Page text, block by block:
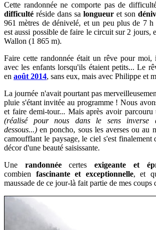
Cette randonnée ne comporte pas de
difficulté réside dans sa longueur et son
961 mètres de dénivelé, et un peu plus de 7
est aussi possible de faire le circuit sur 2 jours,
Wallon (1 865 m).
Faire cette randonnée était un rêve pour moi,
avec les enfants lorsqu'ils étaient petits... Le
en août 2014, sans eux, mais avec Philippe et
La journée n'avait pourtant pas
pluie s'étant invitée au programme ! Nous
et faire demi-tour... Mais après avoir
(réalisé pour nous dans le sens
dessous...) en poncho, sous les averses ou au
camoufflant le paysage, le ciel s'est finalement
décor d'une beauté saisissante.
Une randonnéecertesexigeante et
combien fascinante et exceptionnelle, et
maussade de ce jour-là fait partie de mes coups